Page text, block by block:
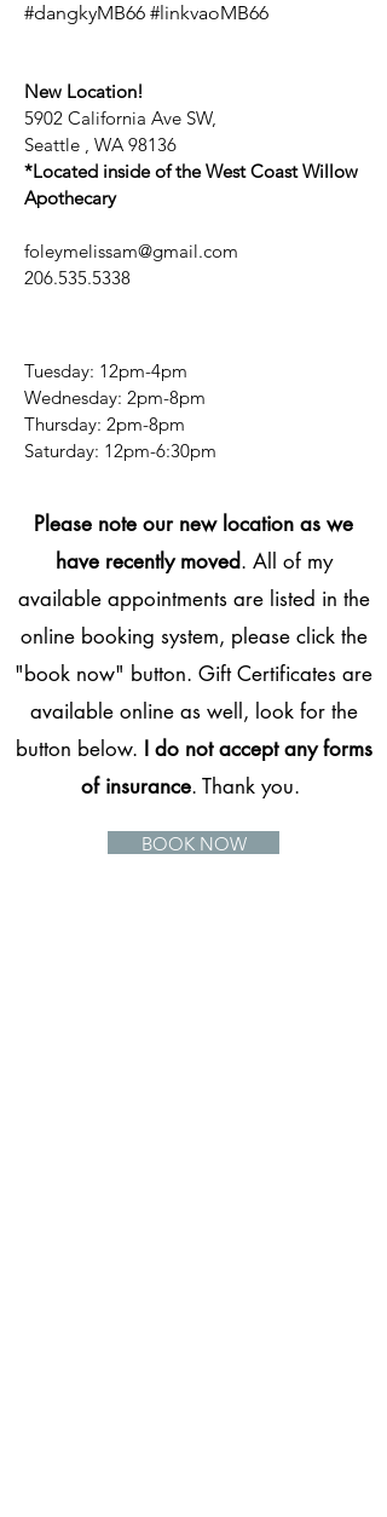
#dangkyMB66 #linkvaoMB66
New Location!
5902 California Ave SW,
Seattle , WA 98136
*Located inside of the West Coast Willow
Apothecary
foleymelissam@gmail.com
206.535.5338
Tuesday: 12pm-4pm
Wednesday: 2pm-8pm
Thursday: 2pm-8pm
​​Saturday: 12pm-6:30pm
Please note our new location as we
have recently moved. All of my
available appointments are listed in the
online booking system, please click the
"book now" button. Gift Certificates are
available online as well, look for the
button below. I do not accept any forms
of insurance. Thank you.
BOOK NOW